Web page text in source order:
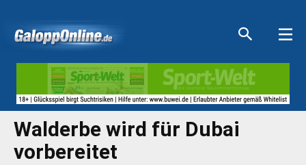
Walderbe wird für Dubai
vorbereitet